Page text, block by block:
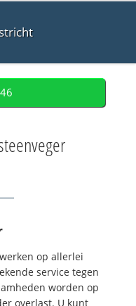
op allerlei
service tegen
worden op
overlast. U kunt